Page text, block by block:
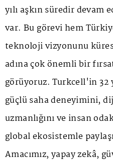
yılı aşkın süredir
var. Bu görevi hem
teknoloji vizyonunu
adına çok önemli bir
görüyoruz. Turkcell'in
güçlü saha deneyimini,
uzmanlığını ve insan
global ekosistemle
Amacımız, yapay zekâ,